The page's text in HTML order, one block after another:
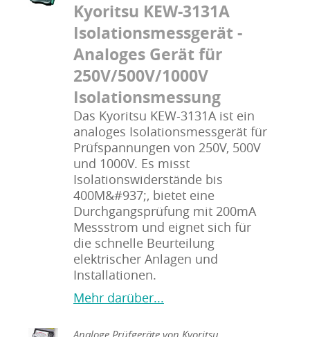
Kyoritsu KEW-3131A
Isolationsmessgerät -
Analoges Gerät für
250V/500V/1000V
Isolationsmessung
Das Kyoritsu KEW-3131A ist ein
analoges Isolationsmessgerät für
Prüfspannungen von 250V, 500V
und 1000V. Es misst
Isolationswiderstände bis
400M&#937;, bietet eine
Durchgangsprüfung mit 200mA
Messstrom und eignet sich für
die schnelle Beurteilung
elektrischer Anlagen und
Installationen.
Mehr darüber...